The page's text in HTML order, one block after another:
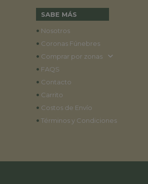
SABE MÁS
• Nosotros
• Coronas Fúnebres
• Comprar por zonas
• FAQS
• Contacto
• Carrito
• Costos de Envío
• Términos y Condiciones